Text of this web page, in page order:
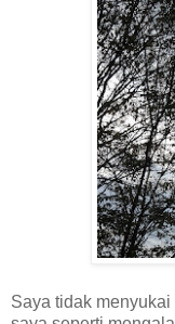
Saya tidak